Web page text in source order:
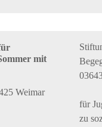
mit
Weimar
für
zu